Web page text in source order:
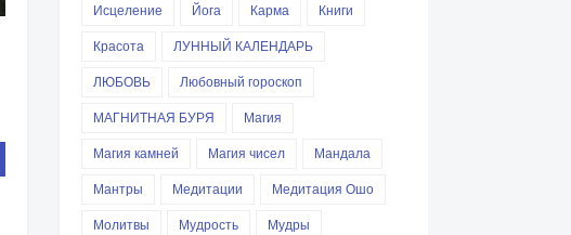
Исцеление
Йога Карма
Книги
Красота
ЛУННЫЙ КАЛЕНДАРЬ
ЛЮБОВЬ
Любовный гороскоп
МАГНИТНАЯ БУРЯ
Магия
Магия камней
Магия чисел
Мандала
Мантры
Медитации
Медитация Ошо
Молитвы
Мудрость
Мудры